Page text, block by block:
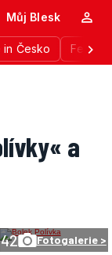
in Česko
Můj Blesk
a
42 Fotogalerie >